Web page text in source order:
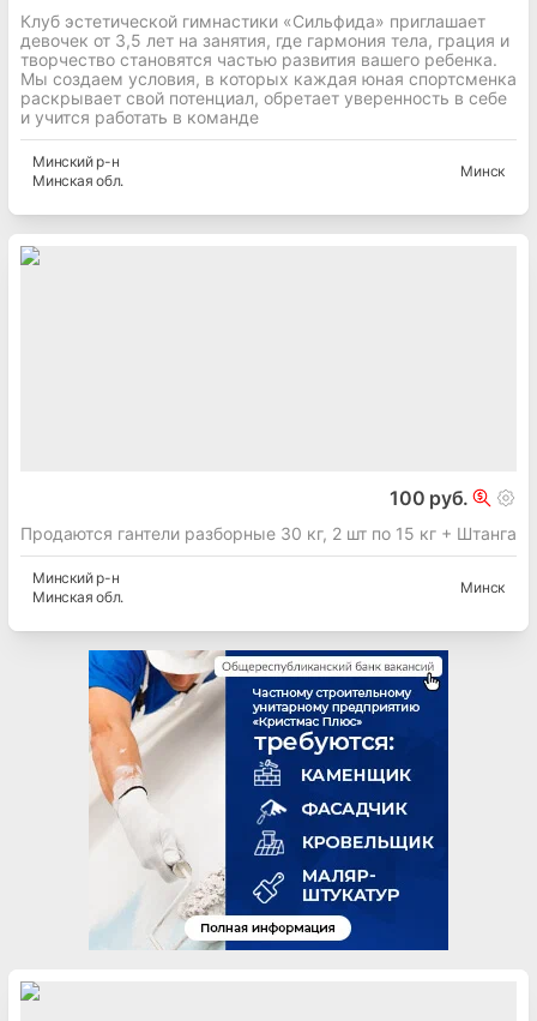
Клуб эстетической гимнастики «Сильфида» приглашает
девочек от 3,5 лет на занятия, где гармония тела, грация и
творчество становятся частью развития вашего ребенка.
Мы создаем условия, в которых каждая юная спортсменка
раскрывает свой потенциал, обретает уверенность в себе
и учится работать в команде
Минскийр-н
Минская обл.
Минск
100 руб.
Продаются гантели разборные 30 кг, 2 шт по 15 кг + Штанга
Минскийр-н
Минская обл.
Минск